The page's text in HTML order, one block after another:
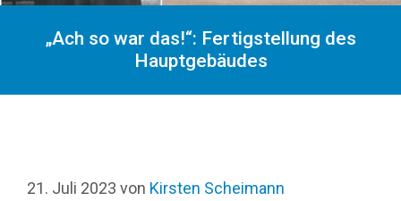
„Ach so war das!“: Fertigstellung des
Hauptgebäudes
21. Juli 2023 von Kirsten Scheimann